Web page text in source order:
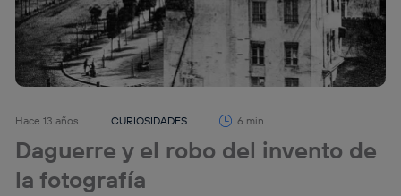
Hace 13 años CURIOSIDADES 6 min
Daguerre y el robo del invento de
la fotografía